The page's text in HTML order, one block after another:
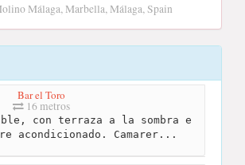
Málaga, Marbella, Málaga, Spain
Bar el Toro
16 metros
con terraza a la sombra e
acondicionado. Camarer...